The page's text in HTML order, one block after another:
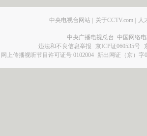
中央电视台网站 关于CCTV.com 人
中央广播电视总台 中国网络
违法和不良信息举报
京ICP证060535号
网上传播视听节目许可证号 0102004 新出网证（京）